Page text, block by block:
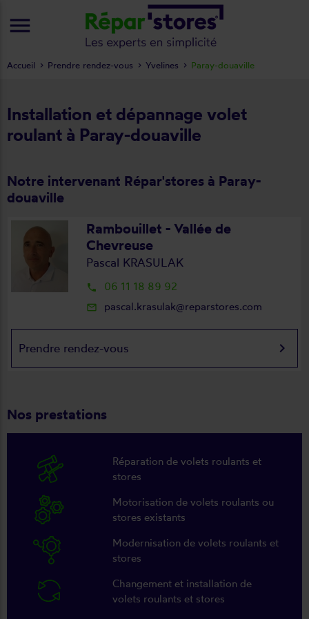
Installation et dépannage volet
roulant à Paray-douaville
Notre intervenant Répar'stores à Paray-
douaville
Rambouillet - Vallée de
Chevreuse
Pascal KRASULAK
local_phone 06 11 18 89 92
mail_outline pascal.krasulak@reparstores.com
Prendre rendez-vous keyboard_arrow_right
Nos prestations
Réparation de volets roulants et
stores
Motorisation de volets roulants ou
stores existants
Modernisation de volets roulants et
stores
Changement et installation de
volets roulants et stores
Accueil Prendre rendez-vous Yvelines Paray-douaville
menu